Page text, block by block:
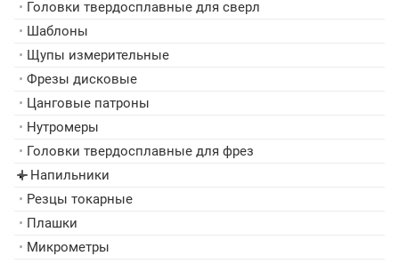
• Головки твердосплавные для сверл
• Шаблоны
• Щупы измерительные
• Фрезы дисковые
• Цанговые патроны
• Нутромеры
• Головки твердосплавные для фрез
▸ Напильники
• Резцы токарные
• Плашки
• Микрометры